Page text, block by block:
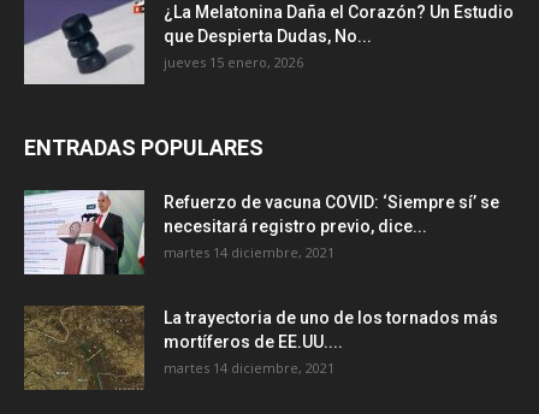
¿La Melatonina Daña el Corazón? Un Estudio
que Despierta Dudas, No...
jueves 15 enero, 2026
ENTRADAS POPULARES
Refuerzo de vacuna COVID: ‘Siempre sí’ se
necesitará registro previo, dice...
martes 14 diciembre, 2021
La trayectoria de uno de los tornados más
mortíferos de EE.UU....
martes 14 diciembre, 2021